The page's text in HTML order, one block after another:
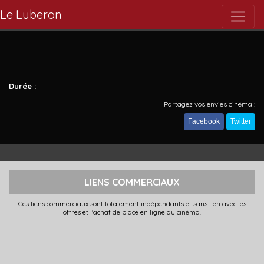
Le Luberon
Durée :
Partagez vos envies cinéma :
Facebook Twitter
LIENS COMMERCIAUX
Ces liens commerciaux sont totalement indépendants et sans lien avec les
offres et l'achat de place en ligne du cinéma.